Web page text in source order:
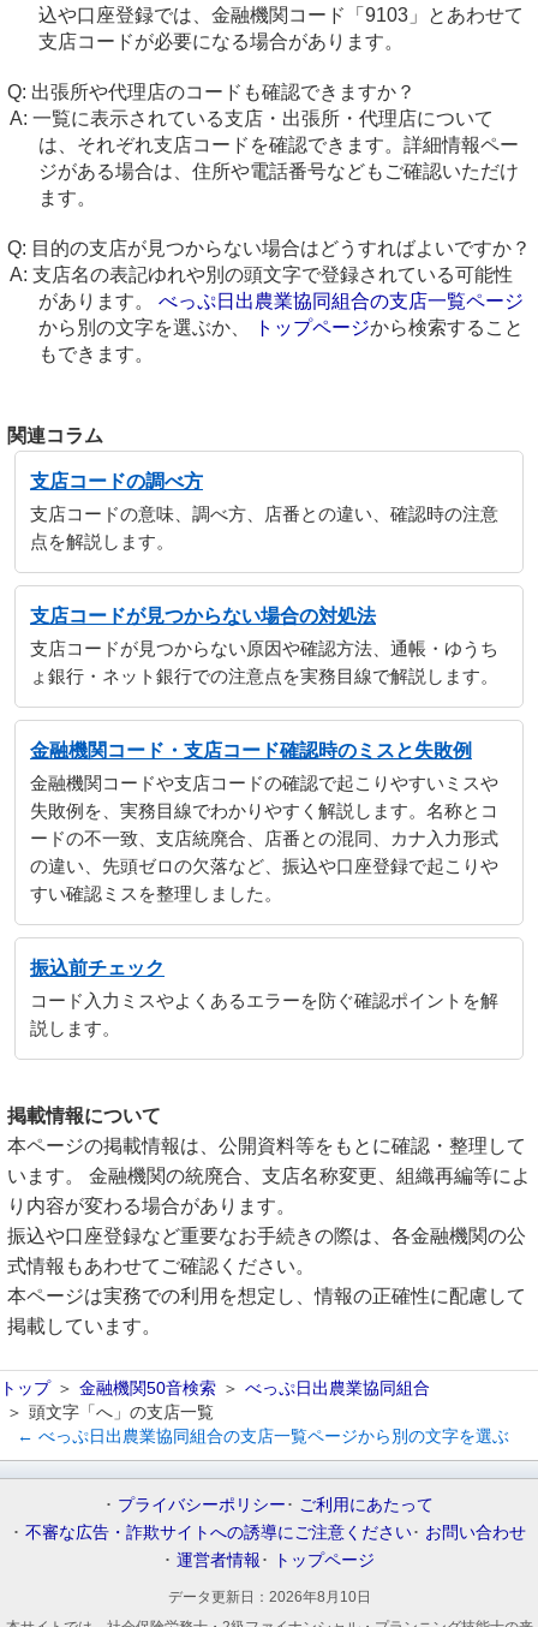
込や口座登録では、金融機関コード「9103」とあわせて
支店コードが必要になる場合があります。
出張所や代理店のコードも確認できますか？
一覧に表示されている支店・出張所・代理店について
は、それぞれ支店コードを確認できます。詳細情報ペー
ジがある場合は、住所や電話番号などもご確認いただけ
ます。
目的の支店が見つからない場合はどうすればよいですか？
支店名の表記ゆれや別の頭文字で登録されている可能性
があります。 べっぷ日出農業協同組合の支店一覧ページ
から別の文字を選ぶか、
トップページから検索すること
もできます。
関連コラム
支店コードの調べ方
支店コードの意味、調べ方、店番との違い、確認時の注意
点を解説します。
支店コードが見つからない場合の対処法
支店コードが見つからない原因や確認方法、通帳・ゆうち
ょ銀行・ネット銀行での注意点を実務目線で解説します。
金融機関コード・支店コード確認時のミスと失敗例
金融機関コードや支店コードの確認で起こりやすいミスや
失敗例を、実務目線でわかりやすく解説します。名称とコ
ードの不一致、支店統廃合、店番との混同、カナ入力形式
の違い、先頭ゼロの欠落など、振込や口座登録で起こりや
すい確認ミスを整理しました。
振込前チェック
コード入力ミスやよくあるエラーを防ぐ確認ポイントを解
説します。
掲載情報について
本ページの掲載情報は、公開資料等をもとに確認・整理して
います。 金融機関の統廃合、支店名称変更、組織再編等によ
り内容が変わる場合があります。
振込や口座登録など重要なお手続きの際は、各金融機関の公
式情報もあわせてご確認ください。
本ページは実務での利用を想定し、情報の正確性に配慮して
掲載しています。
トップ 金融機関50音検索
べっぷ日出農業協同組合
頭文字「へ」の支店一覧
← べっぷ日出農業協同組合の支店一覧ページから別の文字を選ぶ
プライバシーポリシー
ご利用にあたって
不審な広告・詐欺サイトへの誘導にご注意ください
お問い合わせ
運営者情報
トップページ
データ更新日： 2026年8月10日